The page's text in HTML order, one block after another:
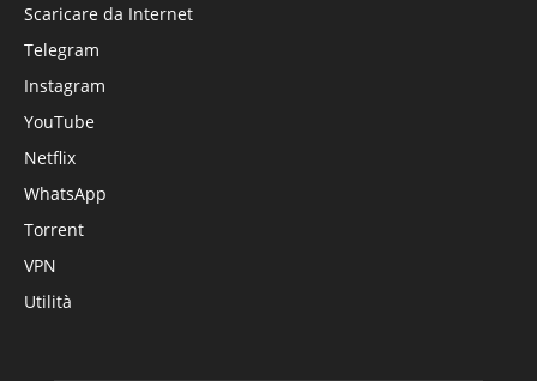
Scaricare da Internet
Telegram
Instagram
YouTube
Netflix
WhatsApp
Torrent
VPN
Utilità